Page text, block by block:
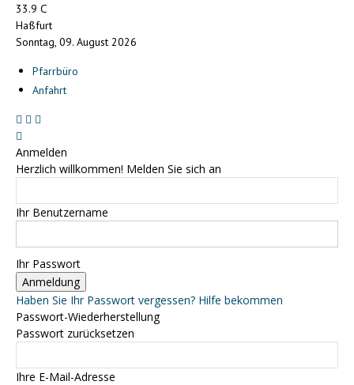
33.9 C
Haßfurt
Sonntag, 09. August 2026
Pfarrbüro
Anfahrt
Anmelden
Herzlich willkommen! Melden Sie sich an
Ihr Benutzername
Ihr Passwort
Haben Sie Ihr Passwort vergessen? Hilfe bekommen
Passwort-Wiederherstellung
Passwort zurücksetzen
Ihre E-Mail-Adresse